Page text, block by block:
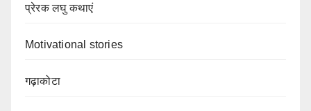
प्रेरक लघु कथाएं
Motivational stories
गढ़ाकोटा